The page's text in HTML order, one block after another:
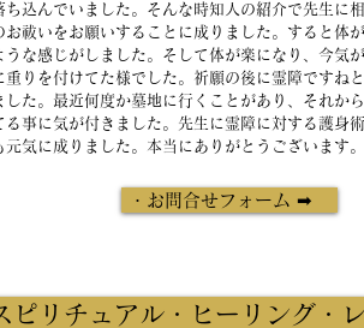
ち込んでいました。そんな時知人の紹介で先生に相
お祓いをお願いすることに成りました。すると体が
うな感じがしました。そして体が楽になり、今気が
重りを付けてた様でした。祈願の後に霊障ですねと
した。最近何度か墓地に行くことがあり、それから
る事に気が付きました。先生に霊障に対する護身術
元気に成りました。本当にありがとうございます。
・お問合せフォーム ➡
ピリチュアル・ヒーリング・